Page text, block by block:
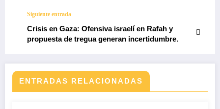
Siguiente entrada
Crisis en Gaza: Ofensiva israelí en Rafah y
propuesta de tregua generan incertidumbre.
ENTRADAS RELACIONADAS